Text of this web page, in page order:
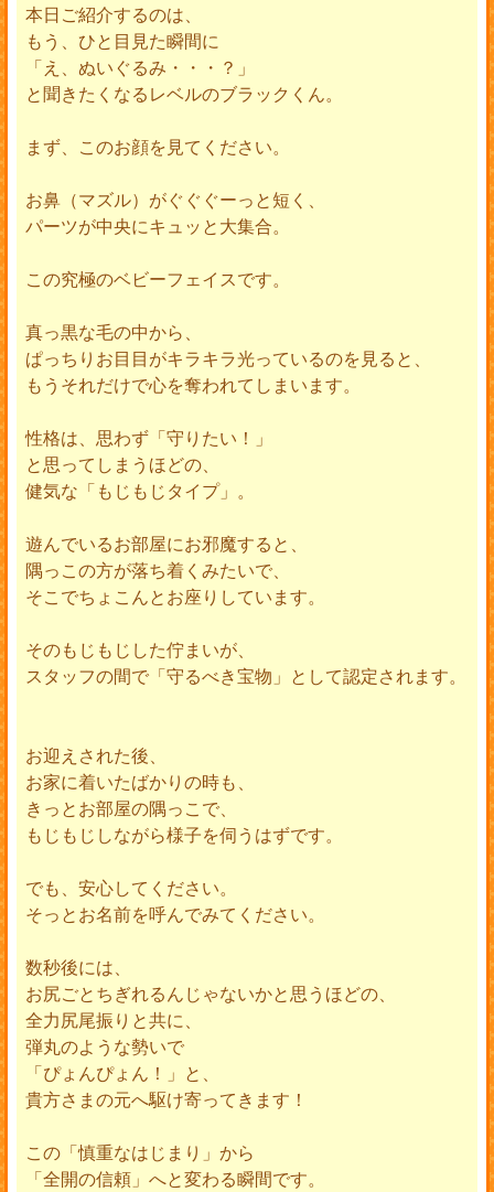
本日ご紹介するのは、
もう、ひと目見た瞬間に
「え、ぬいぐるみ・・・？」
と聞きたくなるレベルのブラックくん。
まず、このお顔を見てください。
お鼻（マズル）がぐぐぐーっと短く、
パーツが中央にキュッと大集合。
この究極のベビーフェイスです。
真っ黒な毛の中から、
ぱっちりお目目がキラキラ光っているのを見ると、
もうそれだけで心を奪われてしまいます。
性格は、思わず「守りたい！」
と思ってしまうほどの、
健気な「もじもじタイプ」。
遊んでいるお部屋にお邪魔すると、
隅っこの方が落ち着くみたいで、
そこでちょこんとお座りしています。
そのもじもじした佇まいが、
スタッフの間で「守るべき宝物」として認定されます。
お迎えされた後、
お家に着いたばかりの時も、
きっとお部屋の隅っこで、
もじもじしながら様子を伺うはずです。
でも、安心してください。
そっとお名前を呼んでみてください。
数秒後には、
お尻ごとちぎれるんじゃないかと思うほどの、
全力尻尾振りと共に、
弾丸のような勢いで
「ぴょんぴょん！」と、
貴方さまの元へ駆け寄ってきます！
この「慎重なはじまり」から
「全開の信頼」へと変わる瞬間です。